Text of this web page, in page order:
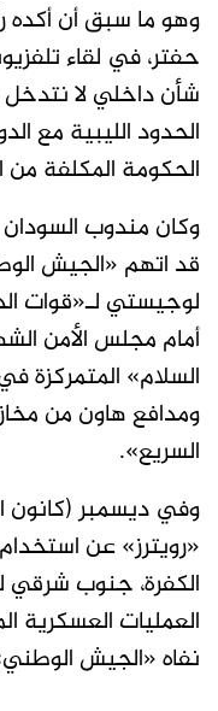
وهو ما سبق أن أكده
حفتر، في لقاء
شأن داخلي لا نتدخل
الحدود الليبية مع
الحكومة المكلفة من
وكان مندوب
قد اتهم «الجيش
لوجيستي لـ«قوات
أمام مجلس الأمن
السلام» المتمركزة
السريع».
وفي ديسمبر (كانون
«رويترز» عن
الكفرة، جنوب شرقي
العمليات العسكرية
نفاه «الجيش